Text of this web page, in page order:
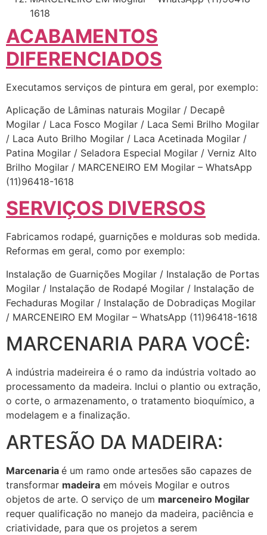
1618
ACABAMENTOS
DIFERENCIADOS
Executamos serviços de pintura em geral, por exemplo:
Aplicação de Lâminas naturais Mogilar / Decapê
Mogilar / Laca Fosco Mogilar / Laca Semi Brilho Mogilar
/ Laca Auto Brilho Mogilar / Laca Acetinada Mogilar /
Patina Mogilar / Seladora Especial Mogilar / Verniz Alto
Brilho Mogilar / MARCENEIRO EM Mogilar – WhatsApp
(11)96418-1618
SERVIÇOS DIVERSOS
Fabricamos rodapé, guarnições e molduras sob medida.
Reformas em geral, como por exemplo:
Instalação de Guarnições Mogilar / Instalação de Portas
Mogilar / Instalação de Rodapé Mogilar / Instalação de
Fechaduras Mogilar / Instalação de Dobradiças Mogilar
/ MARCENEIRO EM Mogilar – WhatsApp (11)96418-1618
MARCENARIA PARA VOCÊ:
A indústria madeireira é o ramo da indústria voltado ao
processamento da madeira. Inclui o plantio ou extração,
o corte, o armazenamento, o tratamento bioquímico, a
modelagem e a finalização.
ARTESÃO DA MADEIRA:
Marcenaria é um ramo onde artesões são capazes de
transformar madeira em móveis Mogilar e outros
objetos de arte. O serviço de um marceneiro Mogilar
requer qualificação no manejo da madeira, paciência e
criatividade, para que os projetos a serem